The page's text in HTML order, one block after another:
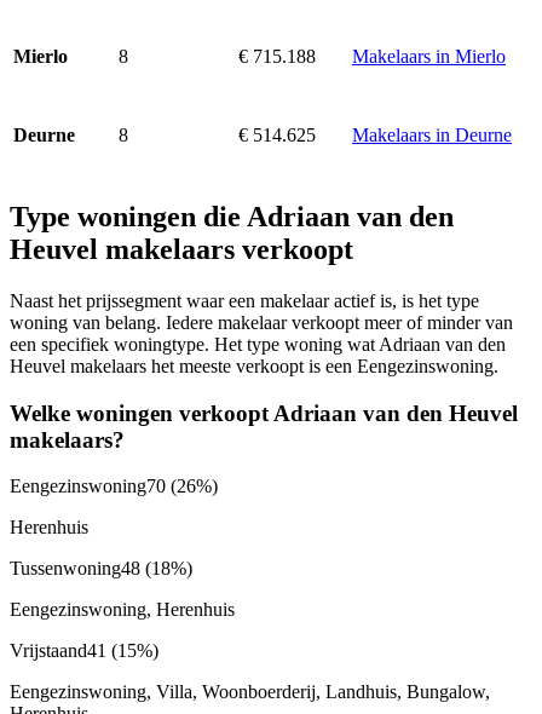
Mierlo 8 € 715.188 Makelaars in Mierlo
Deurne 8 € 514.625 Makelaars in Deurne
Type woningen die Adriaan van den
Heuvel makelaars verkoopt
Naast het prijssegment waar een makelaar actief is, is het type
woning van belang. Iedere makelaar verkoopt meer of minder van
een specifiek woningtype. Het type woning wat Adriaan van den
Heuvel makelaars het meeste verkoopt is een Eengezinswoning.
Welke woningen verkoopt Adriaan van den Heuvel
makelaars?
Eengezinswoning70 (26%)
Herenhuis
Tussenwoning48 (18%)
Eengezinswoning, Herenhuis
Vrijstaand41 (15%)
Eengezinswoning, Villa, Woonboerderij, Landhuis, Bungalow,